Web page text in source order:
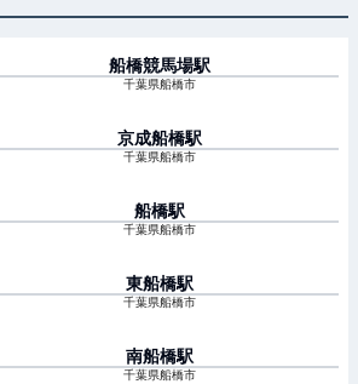
船橋競馬場駅
千葉県船橋市
京成船橋駅
千葉県船橋市
船橋駅
千葉県船橋市
東船橋駅
千葉県船橋市
南船橋駅
千葉県船橋市